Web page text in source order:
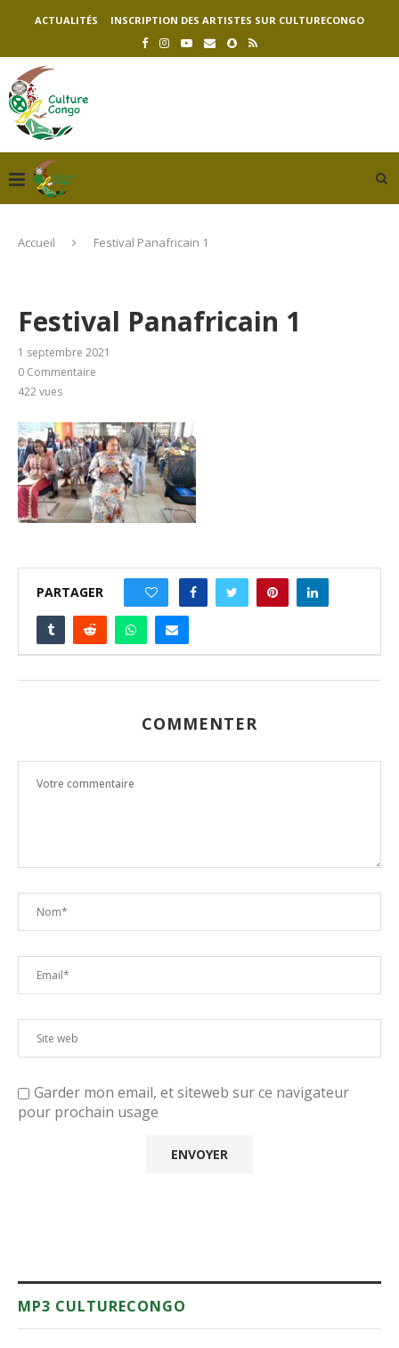
ACTUALITÉS INSCRIPTION DES ARTISTES SUR CULTURECONGO
Accueil Festival Panafricain 1
Festival Panafricain 1
1 septembre 2021
0 Commentaire
422vues
PARTAGER
COMMENTER
Garder mon email, et siteweb sur ce navigateur
pour prochain usage
MP3 CULTURECONGO